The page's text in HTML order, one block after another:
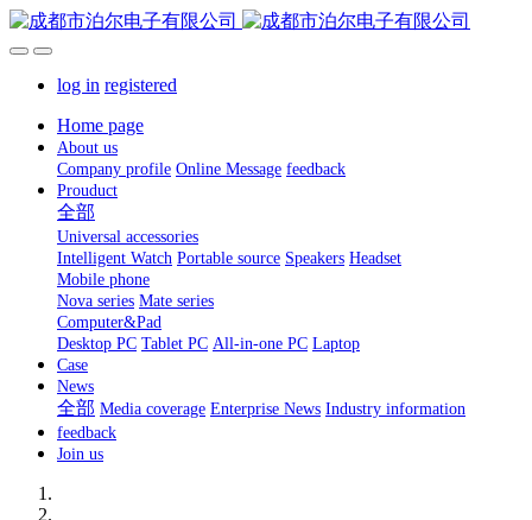
log in registered
Home page
About us
Company profile Online Message feedback
Prouduct
全部
Universal accessories
Intelligent Watch Portable source Speakers Headset
Mobile phone
Nova series Mate series
Computer&Pad
Desktop PC Tablet PC All-in-one PC Laptop
Case
News
全部 Media coverage Enterprise News Industry information
feedback
Join us